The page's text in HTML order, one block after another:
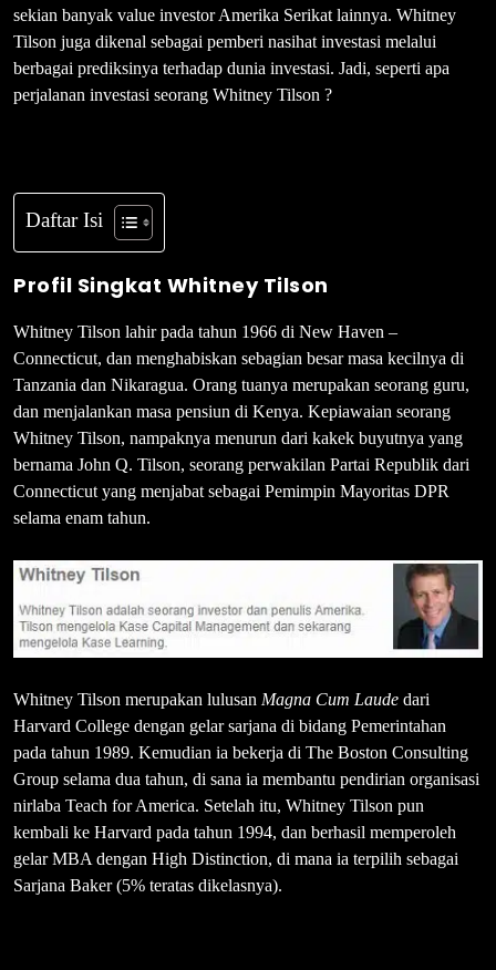
sekian banyak value investor Amerika Serikat lainnya. Whitney
Tilson juga dikenal sebagai pemberi nasihat investasi melalui
berbagai prediksinya terhadap dunia investasi. Jadi, seperti apa
perjalanan investasi seorang Whitney Tilson ?
Daftar Isi
Profil Singkat Whitney Tilson
Whitney Tilson lahir pada tahun 1966 di New Haven –
Connecticut, dan menghabiskan sebagian besar masa kecilnya di
Tanzania dan Nikaragua. Orang tuanya merupakan seorang guru,
dan menjalankan masa pensiun di Kenya. Kepiawaian seorang
Whitney Tilson, nampaknya menurun dari kakek buyutnya yang
bernama John Q. Tilson, seorang perwakilan Partai Republik dari
Connecticut yang menjabat sebagai Pemimpin Mayoritas DPR
selama enam tahun.
Whitney Tilson merupakan lulusan Magna Cum Laude dari
Harvard College dengan gelar sarjana di bidang Pemerintahan
pada tahun 1989. Kemudian ia bekerja di The Boston Consulting
Group selama dua tahun, di sana ia membantu pendirian organisasi
nirlaba Teach for America. Setelah itu, Whitney Tilson pun
kembali ke Harvard pada tahun 1994, dan berhasil memperoleh
gelar MBA dengan High Distinction, di mana ia terpilih sebagai
Sarjana Baker (5% teratas dikelasnya).